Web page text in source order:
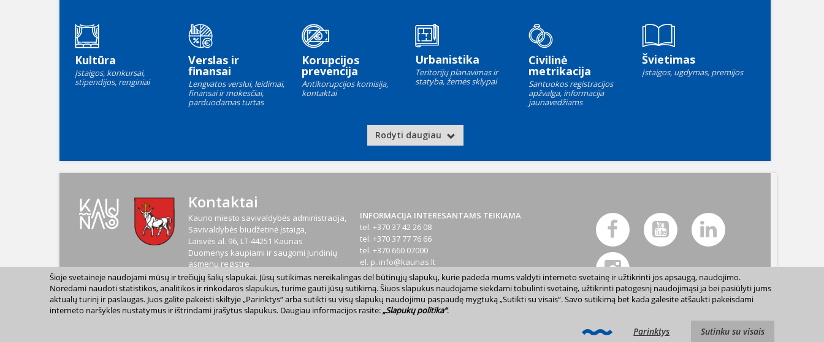
Kultūra
Įstaigos, konkursai,
stipendijos, renginiai
Verslas ir
finansai
Lengvatos verslui, leidimai,
finansai ir mokesčiai,
parduodamas turtas
Korupcijos
prevencija
Antikorupcijos komisija,
kontaktai
Urbanistika
Teritorijų planavimas ir
statyba, žemės sklypai
Civilinė
metrikacija
Santuokos registracijos
apžvalga, informacija
jaunavedžiams
Švietimas
Įstaigos, ugdymas, premijos
Rodyti daugiau
Kontaktai
Kauno miesto savivaldybės administracija,
Savivaldybės biudžetinė įstaiga,
Laisvės al. 96, LT-44251 Kaunas
Duomenys kaupiami ir saugomi Juridinių
asmenų registre
Kodas188764867
PVM mokėtojo kodasLT 887648610
INFORMACIJA INTERESANTAMS TEIKIAMA
tel. +370 37 42 26 08
tel. +370 37 77 76 66
tel. +370 660 07000
el. p. info@kaunas.lt
2023 m. Kauno miesto savivaldybė. Kopijuoti ir platinti www.kaunas.lt skelbiamą informaciją be autorių sutikimo draudžiama. |
Šioje svetainėje naudojami mūsų ir trečiųjų šalių slapukai. Jūsų sutikimas nereikalingas dėl būtinųjų slapukų, kurie padeda mums valdyti interneto svetainę ir užtikrinti jos apsaugą, naudojimo.
Norėdami naudoti statistikos, analitikos ir rinkodaros slapukus, turime gauti jūsų sutikimą. Šiuos slapukus naudojame siekdami tobulinti svetainę, užtikrinti patogesnį naudojimąsi ja bei pasiūlyti jums
aktualų turinį ir paslaugas. Juos galite pakeisti skiltyje „Parinktys“ arba sutikti su visų slapukų naudojimu paspaudę mygtuką „Sutikti su visais“. Savo sutikimą bet kada galėsite atšaukti pakeisdami
interneto naršyklės nustatymus ir ištrindami įrašytus slapukus. Daugiau informacijos rasite:„Slapukų politika“.
Parinktys Sutinku su visais